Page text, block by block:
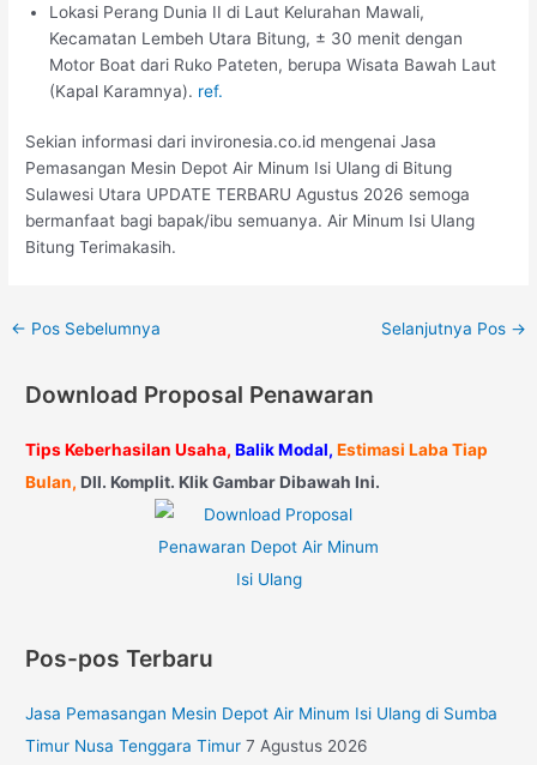
Lokasi Perang Dunia II di Laut Kelurahan Mawali,
Kecamatan Lembeh Utara Bitung, ± 30 menit dengan
Motor Boat dari Ruko Pateten, berupa Wisata Bawah Laut
(Kapal Karamnya). ref.
Sekian informasi dari invironesia.co.id mengenai Jasa
Pemasangan Mesin Depot Air Minum Isi Ulang di Bitung
Sulawesi Utara UPDATE TERBARU Agustus 2026 semoga
bermanfaat bagi bapak/ibu semuanya. Air Minum Isi Ulang
Bitung Terimakasih.
← Pos Sebelumnya Selanjutnya Pos →
Download Proposal Penawaran
Tips Keberhasilan Usaha, Balik Modal, Estimasi Laba Tiap
Bulan, Dll. Komplit. Klik Gambar Dibawah Ini.
Pos-pos Terbaru
Jasa Pemasangan Mesin Depot Air Minum Isi Ulang di Sumba
Timur Nusa Tenggara Timur 7 Agustus 2026